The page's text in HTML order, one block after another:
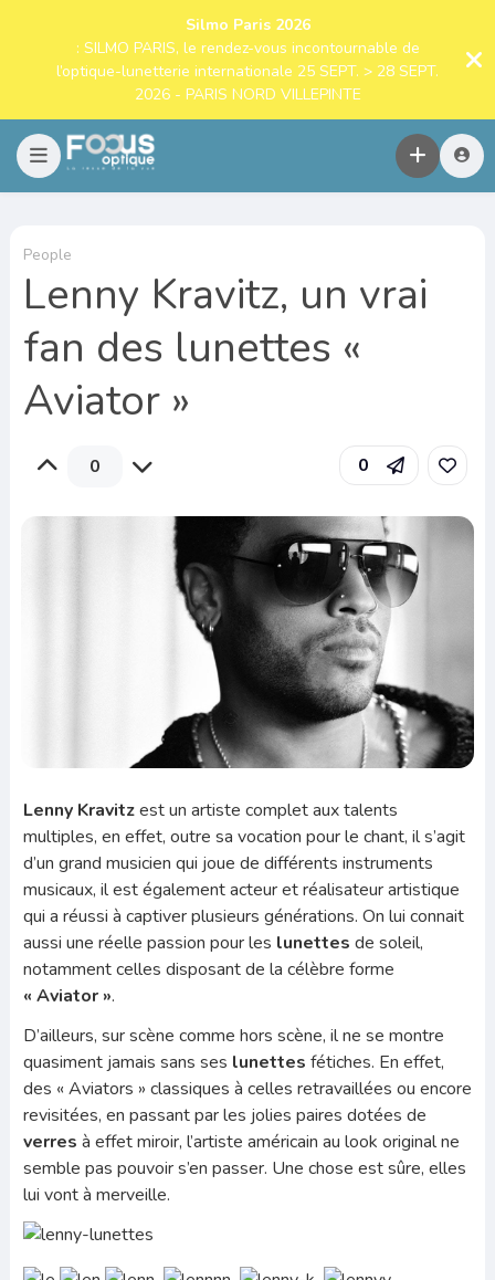
Silmo Paris 2026
: SILMO PARIS, le rendez-vous incontournable de
l’optique-lunetterie internationale 25 SEPT. > 28 SEPT.
2026 - PARIS NORD VILLEPINTE
People
Lenny Kravitz, un vrai
fan des lunettes «
Aviator »
0 0
Lenny Kravitzest un artiste complet aux talents
multiples, en effet, outre sa vocation pour le chant, il s’agit
d’un grand musicien qui joue de différents instruments
musicaux, il est également acteur et réalisateur artistique
qui a réussi à captiver plusieurs générations. On lui connait
aussi une réelle passion pour les lunettes de soleil,
notamment celles disposant de la célèbre forme
« Aviator ».
D’ailleurs, sur scène comme hors scène, il ne se montre
quasiment jamais sans ses lunettes fétiches. En effet,
des « Aviators » classiques à celles retravaillées ou encore
revisitées, en passant par les jolies paires dotées de
verres à effet miroir, l’artiste américain au look original ne
semble pas pouvoir s’en passer. Une chose est sûre, elles
lui vont à merveille.